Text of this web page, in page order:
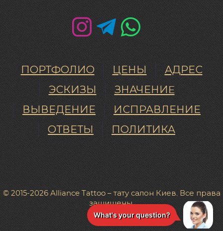
ПОРТФОЛИО ЦЕНЫ
АДРЕС
ЭСКИЗЫ
ЗНАЧЕНИE
ВЫВЕДЕНИЕ
ИСПРАВЛЕНИЕ
ОТВЕТЫ
ПОЛИТИКА
© 2015-2026 Alliance Tattoo – тату салон Киев. Все права
защищены.